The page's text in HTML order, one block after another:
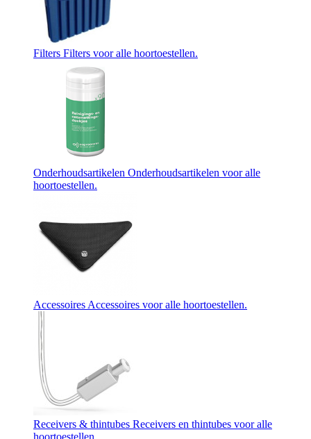
Filters Filters voor alle hoortoestellen.
Onderhoudsartikelen Onderhoudsartikelen voor alle
hoortoestellen.
Accessoires Accessoires voor alle hoortoestellen.
Receivers & thintubes Receivers en thintubes voor alle
hoortoestellen.